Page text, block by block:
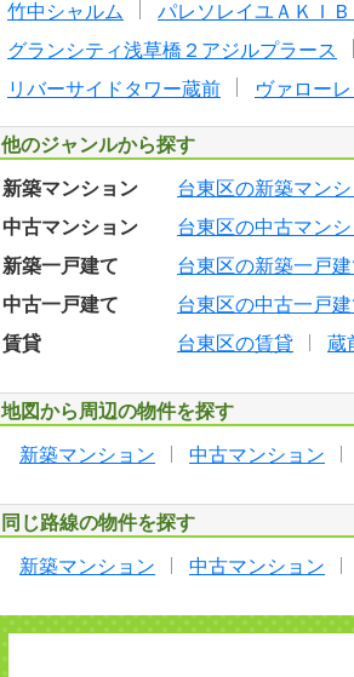
竹中シャルム
パレソレイユＡＫＩＢ
グランシティ浅草橋２アジルプラース
リバーサイドタワー蔵前
ヴァロー
他のジャンルから探す
新築マンション 台東区の新築マン
中古マンション
台東区の中古マン
新築一戸建て
台東区の新築一戸建
中古一戸建て
台東区の中古一戸建
賃貸
台東区の賃貸 蔵
地図から周辺の物件を探す
新築マンション 中古マンション
同じ路線の物件を探す
新築マンション 中古マンション